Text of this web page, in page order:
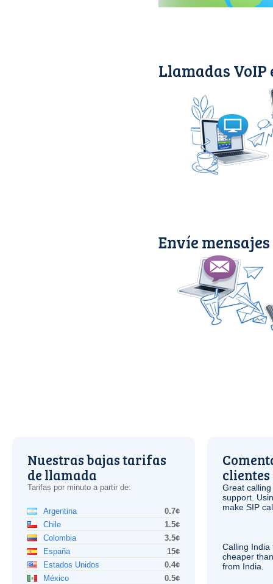
Llamadas
Envíe
Nuestras bajas tarifas
de llamada
Tarifas por minuto a partir de:
Argentina
0.7¢
Chile
1.5¢
Colombia
3.5¢
España
15¢
Estados Unidos
0.4¢
México
0.5¢
clientes
Great
support.
make SIP
Calling
cheaper
from India.